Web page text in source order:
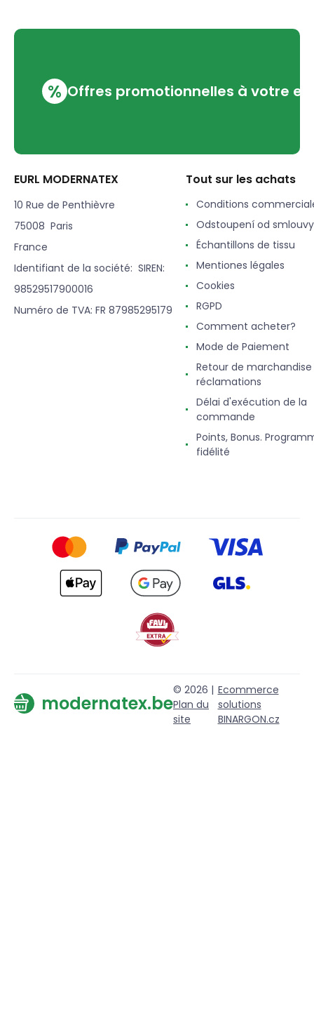
% Offres promotionnelles à votre
EURL MODERNATEX
10 Rue de Penthièvre
75008 Paris
France
Identifiant de la société: SIREN:
98529517900016
Numéro de TVA: FR 87985295179
Tout sur les achats
Conditions
Odstoupení od smlouvy
Échantillons de tissu
Mentiones légales
Cookies
RGPD
Comment acheter?
Mode de Paiement
Retour de
réclamations
Délai d'exécution de la
commande
Points, Bonus.
fidélité
modernatex.be
© 2026 |
Plan du
site
Ecommerce
solutions
BINARGON.cz